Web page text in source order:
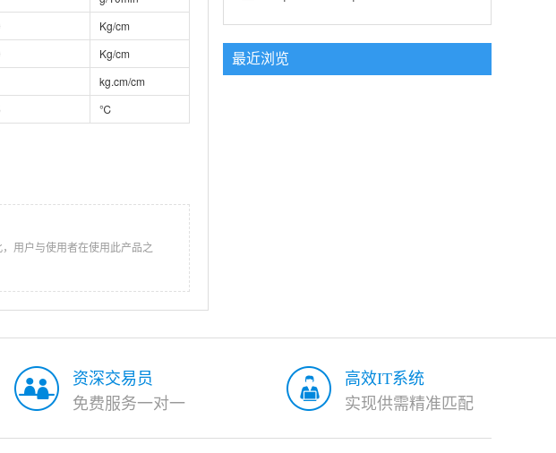
Kg/cm
Kg/cm
kg.cm/cm
℃
用户与使用者在使用此产品之
最近浏览
资深交易员
免费服务一对一
高效IT系统
实现供需精准匹配